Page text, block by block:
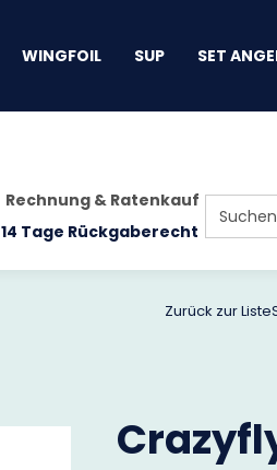
WINGFOIL SUP SET
Rechnung & Ratenkauf
14 Tage Rückgaberecht
Zurück zur Liste